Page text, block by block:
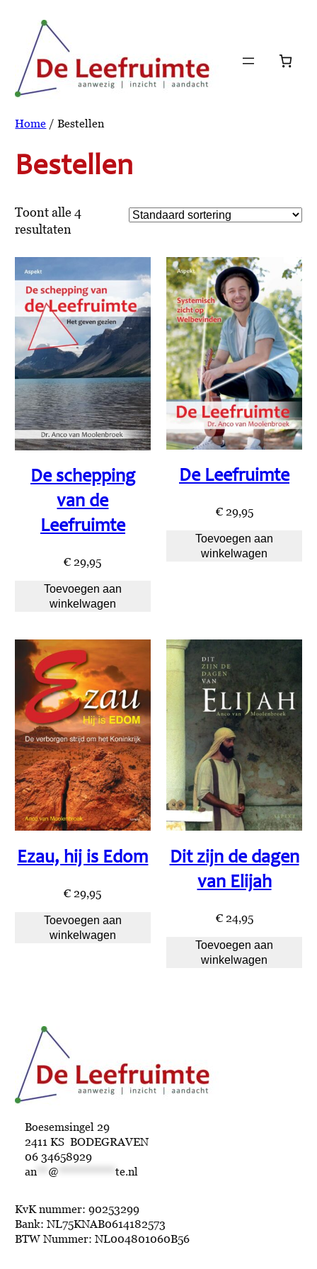
inhoud
Home / Bestellen
Bestellen
Toont alle 4
resultaten
De schepping
van de
Leefruimte
€ 29,95
Toevoegen aan
winkelwagen
De Leefruimte
€29,95
Toevoegen aan
winkelwagen
Ezau, hij is Edom
€ 29,95
Toevoegen aan
winkelwagen
Dit zijn de dagen
van Elijah
€24,95
Toevoegen aan
winkelwagen
Boesemsingel 29
2411 KS BODEGRAVEN
06 34658929
an** @ te.nl
KvK nummer: 90253299
Bank: NL75KNAB0614182573
BTW Nummer: NL004801060B56